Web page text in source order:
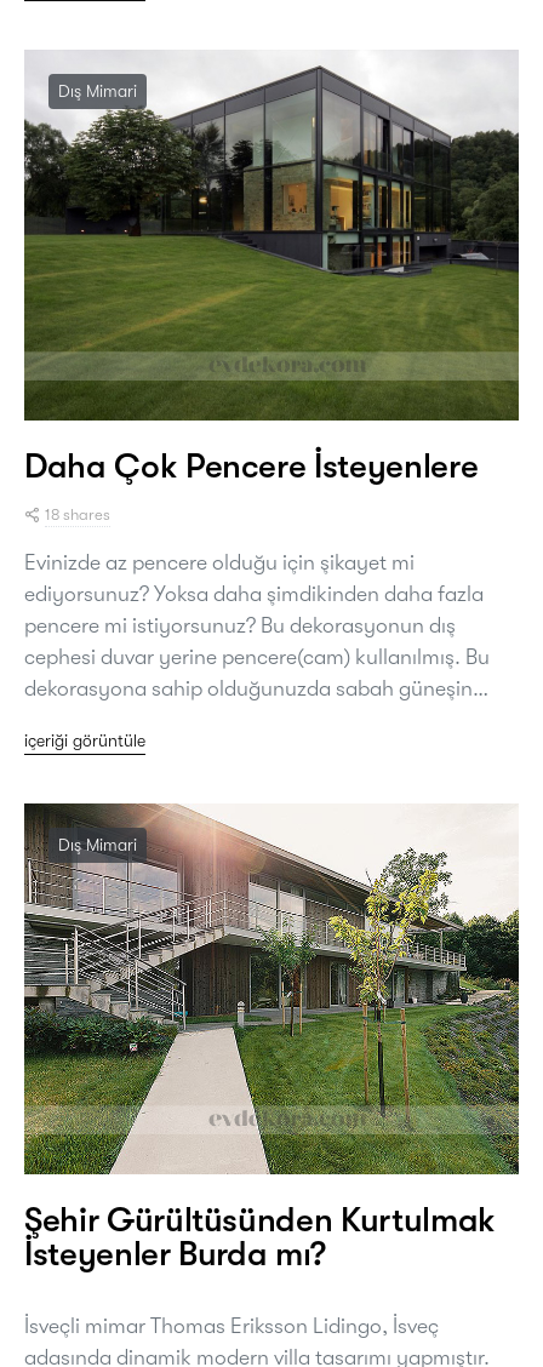
Dış Mimari
Daha Çok Pencere İsteyenlere
18 shares
Evinizde az pencere olduğu için şikayet mi
ediyorsunuz? Yoksa daha şimdikinden daha fazla
pencere mi istiyorsunuz? Bu dekorasyonun dış
cephesi duvar yerine pencere(cam) kullanılmış. Bu
dekorasyona sahip olduğunuzda sabah güneşin…
içeriği görüntüle
Dış Mimari
Şehir Gürültüsünden Kurtulmak
İsteyenler Burda mı?
İsveçli mimar Thomas Eriksson Lidingo, İsveç
adasında dinamik modern villa tasarımı yapmıştır.